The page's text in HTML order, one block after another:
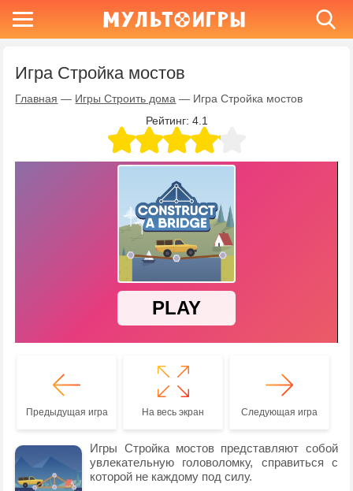
Игра Стройка мостов
Главная — Игры Строить дома — Игра Стройка мостов
Рейтинг: 4.1
Предыдущая игра На весь экран Следующая игра
Игры Стройка мостов представляют собой
увлекательную головоломку, справиться с
которой не каждому под силу.